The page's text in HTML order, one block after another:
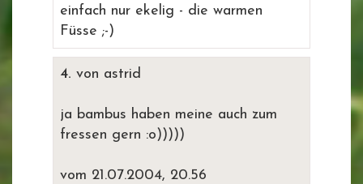
einfach nur ekelig - die warmen
Füsse ;-)
4. von astrid
ja bambus haben meine auch zum
fressen gern :o)))))
vom 21.07.2004, 20.56